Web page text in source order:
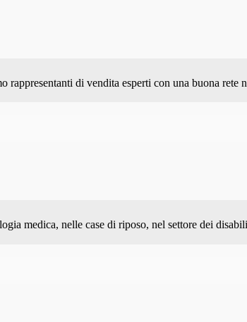
rappresentanti di vendita esperti con una buona rete
medica, nelle case di riposo, nel settore dei